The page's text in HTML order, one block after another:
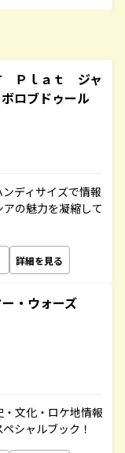
Ｐｌａｔ ジャ
ロブドゥール
ディサイズで情報
の魅力を凝縮して
詳細を見る
・ウォーズ
・文化・ロケ地情報
シャルブック！